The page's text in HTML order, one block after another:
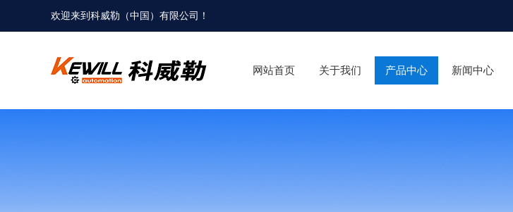
欢迎来到科威勒（中国）有限公司！
网站首页 关于我们 产品中心 新闻中心